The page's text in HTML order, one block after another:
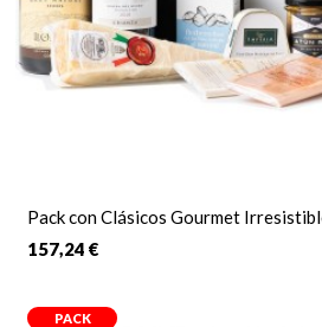
Pack con Clásicos Gourmet
157,24 €
PACK